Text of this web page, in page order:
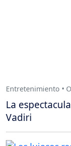
Entretenimiento •
La
Vadiri